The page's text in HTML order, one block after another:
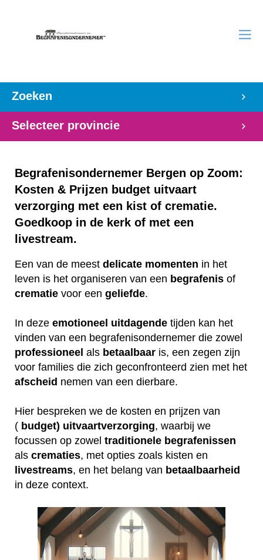
Zoeken
Selecteer provincie
Begrafenisondernemer Bergen op Zoom:
Kosten & Prijzen budget uitvaart
verzorging met een kist of crematie.
Goedkoop in de kerk of met een
livestream.
Een van de meest delicate momenten in het
leven is het organiseren van een begrafenis of
crematie voor een geliefde.
In deze emotioneel uitdagende tijden kan het
vinden van een begrafenisondernemer die zowel
professioneel als betaalbaar is, een zegen zijn
voor families die zich geconfronteerd zien met het
afscheid nemen van een dierbare.
Hier bespreken we de kosten en prijzen van
( budget) uitvaartverzorging, waarbij we
focussen op zowel traditionele begrafenissen
als crematies, met opties zoals kisten en
livestreams, en het belang van betaalbaarheid
in deze context.